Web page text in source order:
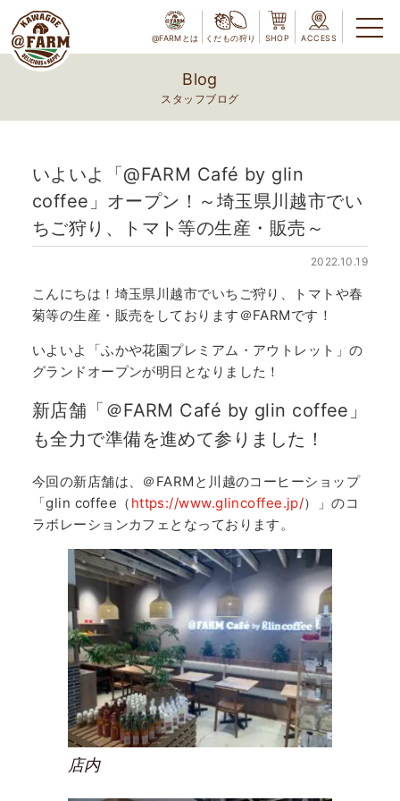
@FARMとは くだもの狩り SHOP ACCESS
Blog
スタッフブログ
いよいよ「@FARM Café by glin
coffee」オープン！～埼玉県川越市でい
ちご狩り、トマト等の生産・販売～
2022.10.19
こんにちは！埼玉県川越市でいちご狩り、トマトや春
菊等の生産・販売をしております＠FARMです！
いよいよ「ふかや花園プレミアム・アウトレット」の
グランドオープンが明日となりました！
新店舗「＠FARM Café by glin coffee」
も全力で準備を進めて参りました！
今回の新店舗は、＠FARMと川越のコーヒーショップ
「glin coffee（ https://www.glincoffee.jp/）」のコ
ラボレーションカフェとなっております。
店内